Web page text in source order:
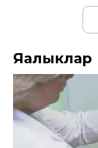
Яңалыклар